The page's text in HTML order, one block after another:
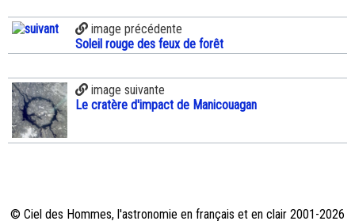
image précédente
Soleil rouge des feux de forêt
image suivante
Le cratère d'impact de Manicouagan
© Ciel des Hommes, l'astronomie en français et en clair 2001-2026